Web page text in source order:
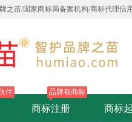
之苗/国家商标局备案机构/商标代理信
伴
商标注册
品牌有商标
商标